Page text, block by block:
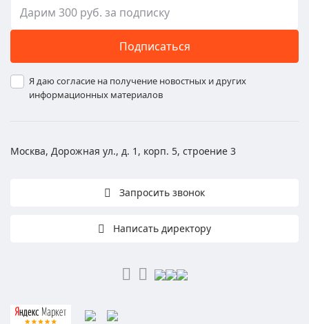
Подписаться
Я даю согласие на получение новостных и других
информационных материалов
Москва, Дорожная ул., д. 1, корп. 5, строение 3
Запросить звонок
Написать директору